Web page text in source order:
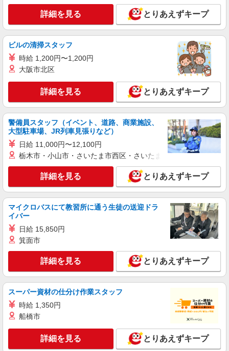
株式会社kotrio /●YK-S-2114470
橋本駅＊未経験でも高時給1550円〜！週3日〜
OK＊看護助手
時給1550円〜2312円 ＜交通費全支給(ガソリ
ン代含む)＞
相模原市緑区
キープ 詳細を見る
派遣社員
株式会社スタッフサービス・メディカル 神奈川医療オフィス（お仕
事No.W10505103）
看護助手
時給1350円
神奈川県相模原市緑区内のクリニック
キープ 詳細を見る
職業紹介
【橋本駅】看護助手募集(パート)＊柔軟性があ
時給1550円〜2312円 ＜交通費全支給(ガソリ
ン代含む)＞
相模原市緑区
キープ 詳細を見る
株式会社kotrio /●YK-S-2097311
橋本駅│チーム医療の一員。未経験でも力にな
詳細を見る とりあえずキープ
ビルの清掃スタッフ
時給 1,200円〜1,200円
大阪市北区
詳細を見る とりあえずキープ
警備員スタッフ（イベント、道路、商業施設、
大型駐車場、JR列車見張りなど）
日給 11,000円〜12,100円
栃木市・小山市・さいたま市西区・さいたま市岩槻区・久喜市・
詳細を見る とりあえずキープ
マイクロバスにて教習所に通う生徒の送迎ドラ
イバー
日給 15,850円
箕面市
詳細を見る とりあえずキープ
スーパー資材の仕分け作業スタッフ
時給 1,350円
船橋市
詳細を見る とりあえずキープ